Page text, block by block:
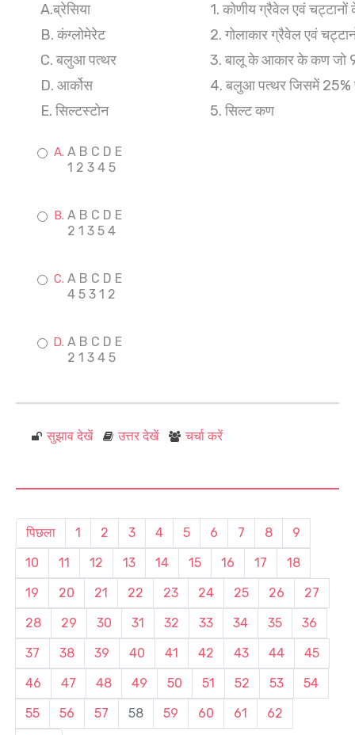
A.ब्रेसिया
1. कोणीय ग्रैवेल एवं
B. कंग्लोमेरेट
2. गोलाकार ग्रैवेल एवं
C. बलुआ पत्थर
3. बालू के आकार के कण जो
D. आर्कोस
4. बलुआ पत्थर जिसमें 25%
E. सिल्टस्टोन
5. सिल्ट कण
A B C D E
1 2 3 4 5
A B C D E
2 1 3 5 4
A B C D E
4 5 3 1 2
A B C D E
2 1 3 4 5
सुझाव देखें उत्तर देखें चर्चा करें
पिछला 1 2 3 4 5 6 7 8
9
10
11 12 13 14 15 16 17
18
19
20 21 22 23 24 25 26
27
28
29 30 31 32 33 34 35
36
37
38 39 40 41 42 43 44
45
46
47 48 49 50 51 52 53
54
55
56 57 58 59 60 61
62